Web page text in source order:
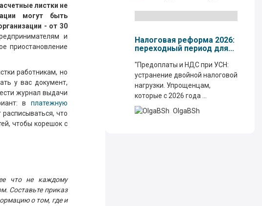
листки не
могут быть
- от 30
и
приостановление
работникам, но
у вас документ,
журнал выдачи
в платежную
что
чтобы корешок с
что не каждому
Составьте приказ
о том, где и
Налоговая реформа 2026:
переходный период для...
"Предоплаты и НДС при УСН:
устранение двойной налоговой
нагрузки. Упрощенцам,
которые с 2026 года ...
OlgaBSh